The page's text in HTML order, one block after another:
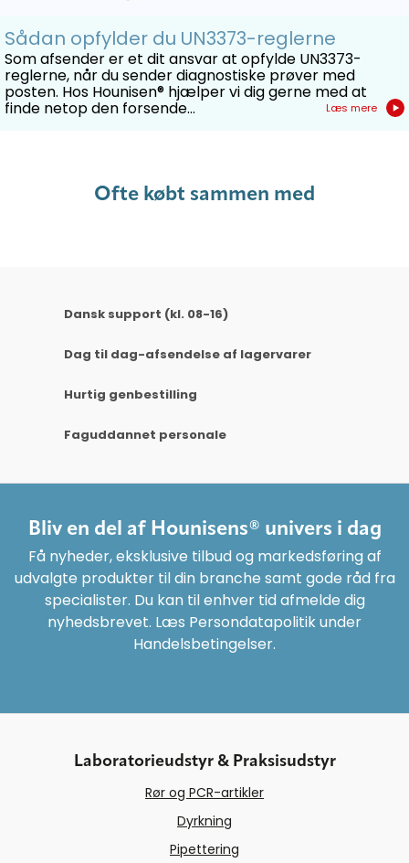
Sådan opfylder du UN3373-reglerne
Som afsender er et dit ansvar at opfylde UN3373-
reglerne, når du sender diagnostiske prøver med
posten. Hos Hounisen® hjælper vi dig gerne med at
finde netop den forsende... Læs mere
Ofte købt sammen med
Dansk support (kl. 08-16)
Dag til dag-afsendelse af lagervarer
Hurtig genbestilling
Faguddannet personale
Bliv en del af Hounisens® univers i dag
Få nyheder, eksklusive tilbud og markedsføring af
udvalgte produkter til din branche samt gode råd fra
specialister. Du kan til enhver tid afmelde dig
nyhedsbrevet. Læs Persondatapolitik under
Handelsbetingelser.
Laboratorieudstyr & Praksisudstyr
Rør og PCR-artikler
Dyrkning
Pipettering